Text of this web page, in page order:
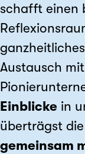
schafft einen
Austausch
Einblicke in
überträgst
gemeinsam